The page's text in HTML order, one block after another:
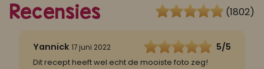
Recensies (1802)
Yannick 17 juni 2022 5/5
Dit recept heeft wel echt de mooiste foto zeg!